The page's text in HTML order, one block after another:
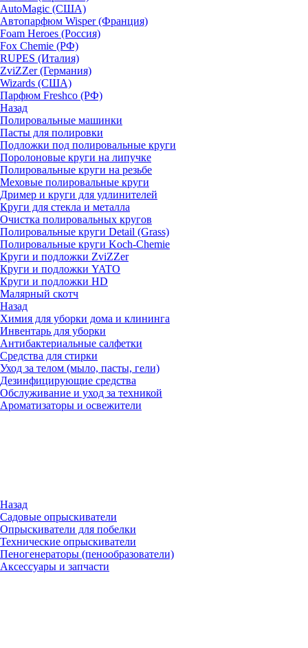
AutoMagic (США)
Автопарфюм Wisper (Франция)
Foam Heroes (Россия)
Fox Chemie (РФ)
RUPES (Италия)
ZviZZer (Германия)
Wizards (США)
Парфюм Freshco (РФ)
Назад
Полировальные машинки
Пасты для полировки
Подложки под полировальные круги
Поролоновые круги на липучке
Полировальные круги на резьбе
Меховые полировальные круги
Дример и круги для удлинителей
Круги для стекла и металла
Очистка полировальных кругов
Полировальные круги Detail (Grass)
Полировальные круги Koch-Chemie
Круги и подложки ZviZZer
Круги и подложки YATO
Круги и подложки HD
Малярный скотч
Назад
Химия для уборки дома и клининга
Инвентарь для уборки
Антибактериальные салфетки
Средства для стирки
Уход за телом (мыло, пасты, гели)
Дезинфицирующие средства
Обслуживание и уход за техникой
Ароматизаторы и освежители
Назад
Садовые опрыскиватели
Опрыскиватели для побелки
Технические опрыскиватели
Пеногенераторы (пенообразователи)
Аксессуары и запчасти